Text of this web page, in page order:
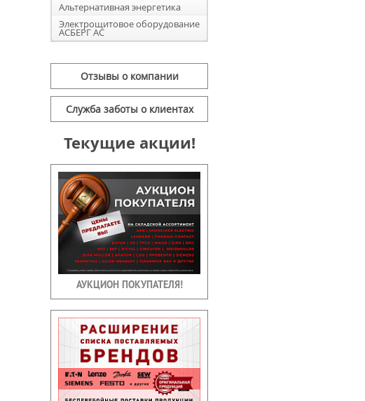
Альтернативная энергетика
Электрощитовое оборудование
АСБЕРГ АС
Отзывы о компании
Служба заботы о клиентах
Текущие акции!
АУКЦИОН ПОКУПАТЕЛЯ!